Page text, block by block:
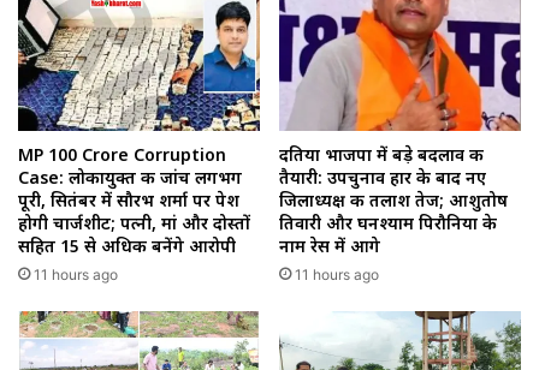
MP 100 Crore Corruption
Case: लोकायुक्त की जांच लगभग
पूरी, सितंबर में सौरभ शर्मा पर पेश
होगी चार्जशीट; पत्नी, मां और दोस्तों
सहित 15 से अधिक बनेंगे आरोपी
11 hours ago
दतिया भाजपा में बड़े बदलाव की
तैयारी: उपचुनाव हार के बाद नए
जिलाध्यक्ष की तलाश तेज; आशुतोष
तिवारी और घनश्याम पिरौनिया के
नाम रेस में आगे
11 hours ago